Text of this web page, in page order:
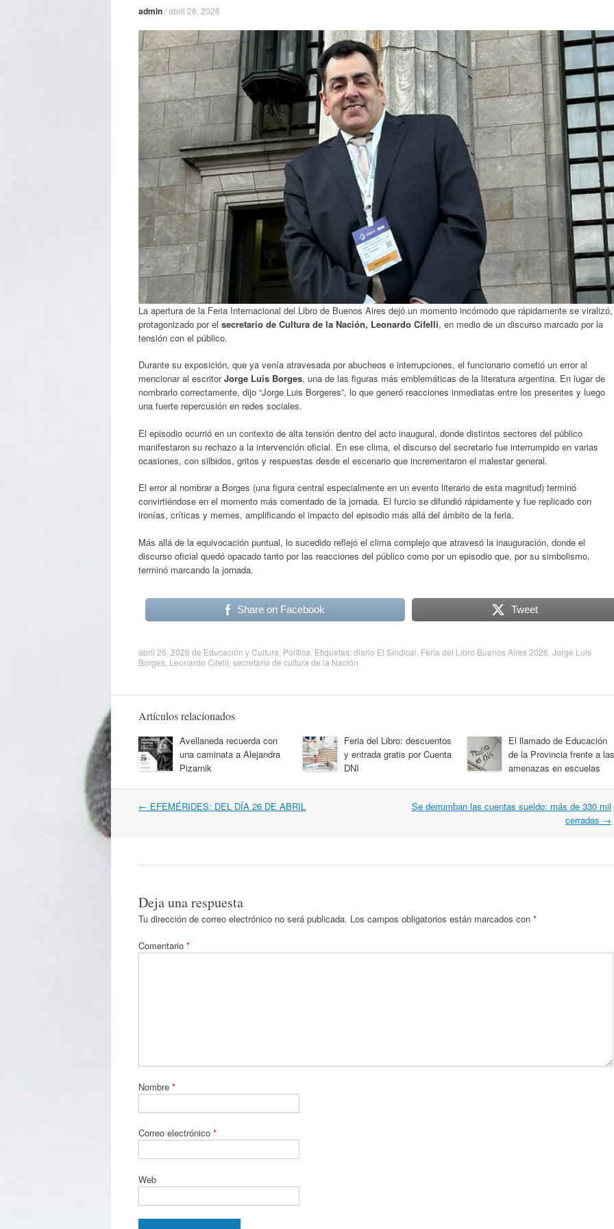
admin/abril 26, 2026
La apertura de la Feria Internacional del Libro de Buenos Aires dejó un momento incómodo que rápidamente se viralizó,
protagonizado por el secretario de Cultura de la Nación, Leonardo Cifelli, en medio de un discurso marcado por la
tensión con el público.
Durante su exposición, que ya venía atravesada por abucheos e interrupciones, el funcionario cometió un error al
mencionar al escritorJorge Luis Borges, una de las figuras más emblemáticas de la literatura argentina. En lugar de
nombrarlo correctamente, dijo “Jorge Luis Borgeres”, lo que generó reacciones inmediatas entre los presentes y luego
una fuerte repercusión en redes sociales.
El episodio ocurrió en un contexto de alta tensión dentro del acto inaugural, donde distintos sectores del público
manifestaron su rechazo a la intervención oficial. En ese clima, el discurso del secretario fue interrumpido en varias
ocasiones, con silbidos, gritos y respuestas desde el escenario que incrementaron el malestar general.
El error al nombrar a Borges (una figura central especialmente en un evento literario de esta magnitud) terminó
convirtiéndose en el momento más comentado de la jornada. El furcio se difundió rápidamente y fue replicado con
ironías, críticas y memes, amplificando el impacto del episodio más allá del ámbito de la feria.
Más allá de la equivocación puntual, lo sucedido reflejó el clima complejo que atravesó la inauguración, donde el
discurso oficial quedó opacado tanto por las reacciones del público como por un episodio que, por su simbolismo,
terminó marcando la jornada.
Share on Facebook Tweet
abril 26, 2026 de Educación y Cultura Política . Etiquetas:diario El Sindical Feria del Libro Buenos Aires 2026 Jorge Luis
Borges Leonardo Cifelli secretario de cultura de la Nación
Artículos relacionados
Avellaneda recuerda con
una caminata a Alejandra
Pizarnik
Feria del Libro: descuentos
y entrada gratis por Cuenta
DNI
El llamado de Educación
de la Provincia frente a las
amenazas en escuelas
Navegación
← EFEMÉRIDES: DEL DÍA 26 DE ABRIL
Se derrumban las cuentas sueldo: más de 330 mil
cerradas →
Deja una respuesta
Tu dirección de correo electrónico no será publicada. Los campos obligatorios están marcados con *
Comentario *
Nombre *
Correo electrónico *
Web